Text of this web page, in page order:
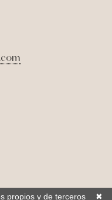
✖
propios y de terceros